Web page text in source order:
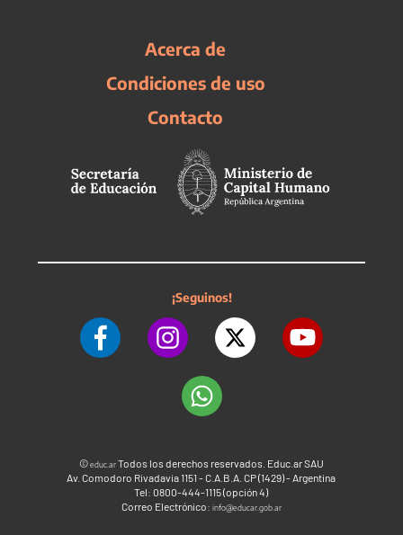
Acerca de
Condiciones de uso
Contacto
¡Seguinos!
©educ.arTodos los derechos reservados. Educ.ar SAU
Av. Comodoro Rivadavia 1151 - C.A.B.A. CP (1429) - Argentina
Tel: 0800-444-1115 (opción 4)
Correo Electrónico: info@educar.gob.ar